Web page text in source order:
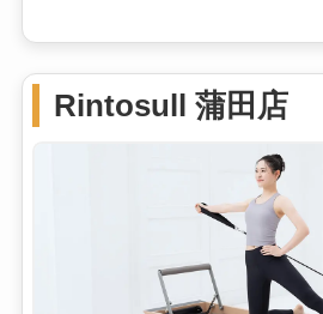
Rintosull 蒲田店